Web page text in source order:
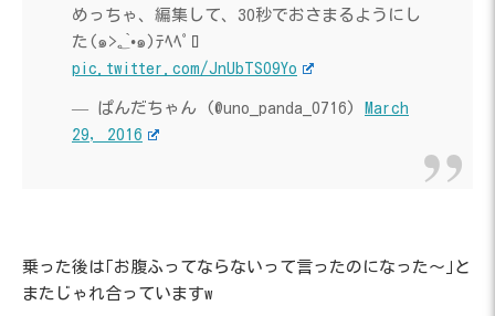
めっちゃ、編集して、30秒でおさまるようにし
た(๑>؂•̀๑)ﾃﾍﾍﾟﾛ
pic.twitter.com/JnUbTSO9Yo
— ぱんだちゃん (@uno_panda_0716) March
29, 2016
乗った後は｢お腹ふってならないって言ったのになった～｣と
またじゃれ合っていますw